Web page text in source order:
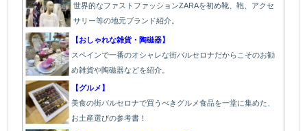
世界的なファストファッションZARAを初め靴、鞄、アクセ
サリー等の地元ブランド紹介。
【おしゃれな雑貨・陶磁器】
スペインで一番のオシャレな街バルセロナだからこそのお勧
め雑貨や陶磁器などを紹介。
【グルメ】
美食の街バルセロナで買うべきグルメ食品を一堂に集めた、
お土産選びの参考書！